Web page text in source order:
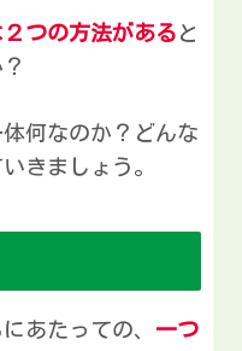
２つの方法がある と
何なのか？どんな
きましょう。
あたっての、 一つ